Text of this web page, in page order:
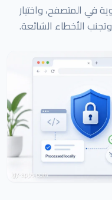
في المتصفح، واختيار
الأخطاء الشائعة.